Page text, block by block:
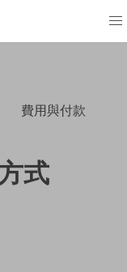
費用與付款
式